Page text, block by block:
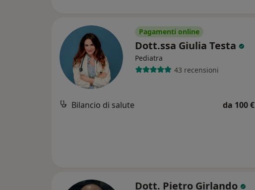
Pagamenti online
Dott.ssa Giulia Testa
Pediatra
43 recensioni
Bilancio di salute da 100 €
Dott. Pietro Girlando